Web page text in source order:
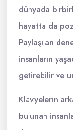
dünyada
hayatta da
Paylaşılan
insanların
getirebilir ve
Klavyelerin
bulunan